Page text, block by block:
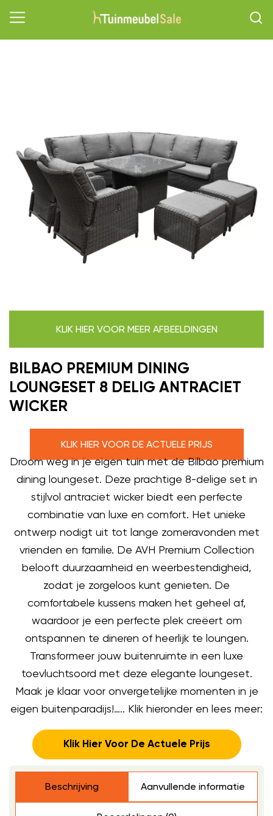
KLIK HIER VOOR MEER AFBEELDINGEN
BILBAO PREMIUM DINING
LOUNGESET 8 DELIG ANTRACIET
WICKER
KLIK HIER VOOR DE ACTUELE PRIJS
Droom weg in je eigen tuin met de Bilbao premium
dining loungeset. Deze prachtige 8-delige set in
stijlvol antraciet wicker biedt een perfecte
combinatie van luxe en comfort. Het unieke
ontwerp nodigt uit tot lange zomeravonden met
vrienden en familie. De AVH Premium Collection
belooft duurzaamheid en weerbestendigheid,
zodat je zorgeloos kunt genieten. De
comfortabele kussens maken het geheel af,
waardoor je een perfecte plek creëert om
ontspannen te dineren of heerlijk te loungen.
Transformeer jouw buitenruimte in een luxe
toevluchtsoord met deze elegante loungeset.
Maak je klaar voor onvergetelijke momenten in je
eigen buitenparadijs!….. Klik hieronder en lees meer:
Klik Hier Voor De Actuele Prijs
Beschrijving Aanvullende informatie